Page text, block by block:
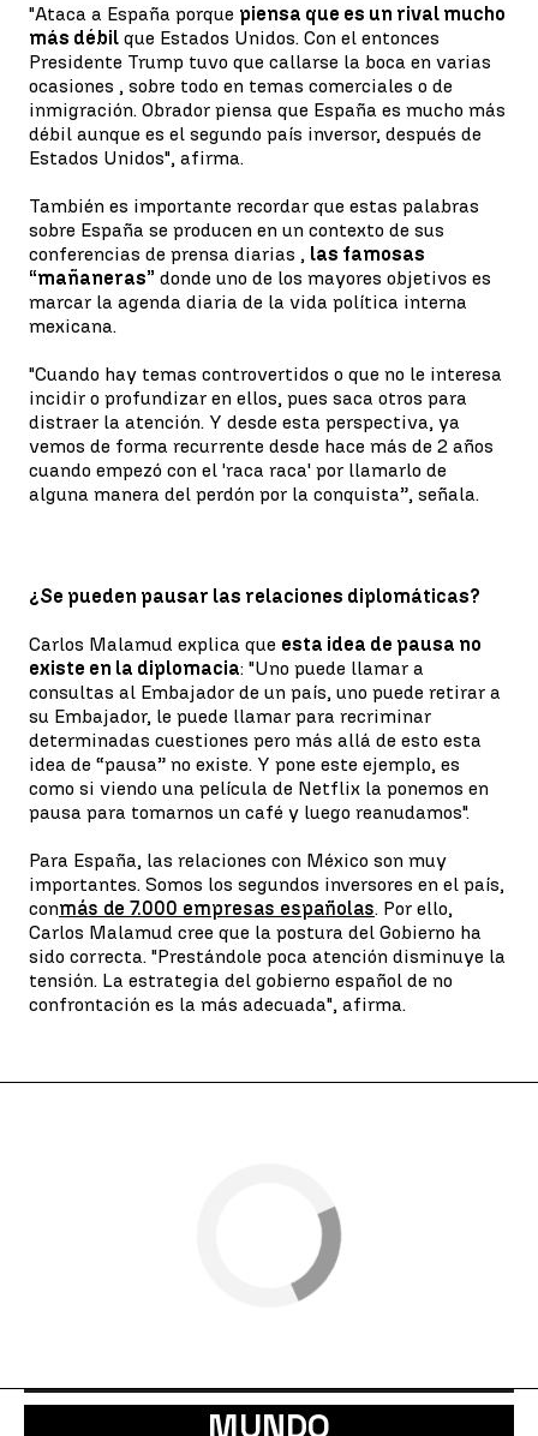
"Ataca a España porque piensa que es un rival mucho
más débil que Estados Unidos. Con el entonces
Presidente Trump tuvo que callarse la boca en varias
ocasiones , sobre todo en temas comerciales o de
inmigración. Obrador piensa que España es mucho más
débil aunque es el segundo país inversor, después de
Estados Unidos", afirma.
También es importante recordar que estas palabras
sobre España se producen en un contexto de sus
conferencias de prensa diarias , las famosas
“mañaneras” donde uno de los mayores objetivos es
marcar la agenda diaria de la vida política interna
mexicana.
"Cuando hay temas controvertidos o que no le interesa
incidir o profundizar en ellos, pues saca otros para
distraer la atención. Y desde esta perspectiva, ya
vemos de forma recurrente desde hace más de 2 años
cuando empezó con el 'raca raca' por llamarlo de
alguna manera del perdón por la conquista”, señala.
¿Se pueden pausar las relaciones diplomáticas?
Carlos Malamud explica que esta idea de pausa no
existe en la diplomacia: "Uno puede llamar a
consultas al Embajador de un país, uno puede retirar a
su Embajador, le puede llamar para recriminar
determinadas cuestiones pero más allá de esto esta
idea de “pausa” no existe. Y pone este ejemplo, es
como si viendo una película de Netflix la ponemos en
pausa para tomarnos un café y luego reanudamos".
Para España, las relaciones con México son muy
importantes. Somos los segundos inversores en el país,
conmás de 7.000 empresas españolas. Por ello,
Carlos Malamud cree que la postura del Gobierno ha
sido correcta. "Prestándole poca atención disminuye la
tensión. La estrategia del gobierno español de no
confrontación es la más adecuada", afirma.
MUNDO